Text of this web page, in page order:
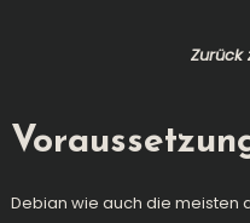
Zurück
Debian wie auch die meisten